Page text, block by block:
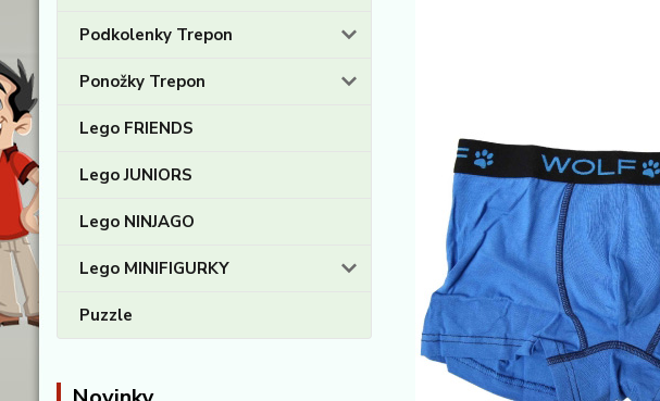
Podkolenky Trepon
Ponožky Trepon
Lego FRIENDS
Lego JUNIORS
Lego NINJAGO
Lego MINIFIGURKY
Puzzle